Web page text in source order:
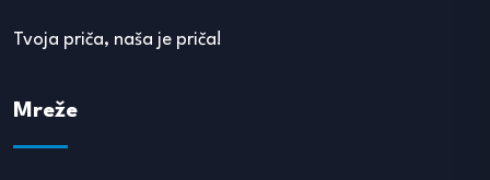
Tvoja priča, naša je priča!
Mreže